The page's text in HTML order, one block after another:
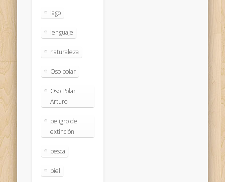
lago
lenguaje
naturaleza
Oso polar
Oso Polar
Arturo
peligro de
extinción
pesca
piel